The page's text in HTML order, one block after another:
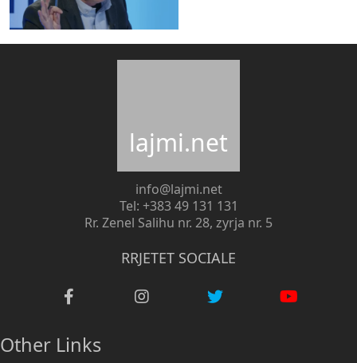
lajmi.net
info@lajmi.net
Tel: +383 49 131 131
Rr. Zenel Salihu nr. 28, zyrja nr. 5
RRJETET SOCIALE
Other Links